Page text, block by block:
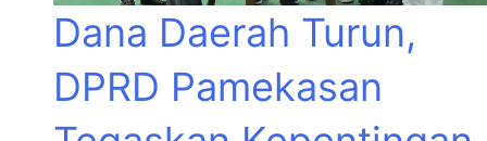
Dana Daerah Turun,
DPRD Pamekasan